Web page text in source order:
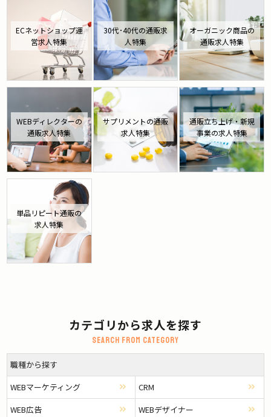
ECネットショップ運
営求人特集
30代･40代の通販求
人特集
オーガニック商品の
通販求人特集
WEBディレクターの
通販求人特集
サプリメントの通販
求人特集
通販立ち上げ・新規
事業の求人特集
単品リピート通販の
求人特集
カテゴリから求人を探す
Search from category
職種から探す
WEBマーケティング
CRM
WEB広告
WEBデザイナー